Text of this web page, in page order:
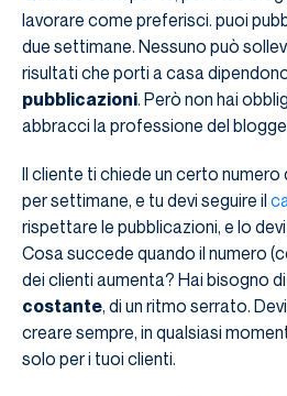
lavorare come preferisci. puoi
due settimane. Nessuno può
risultati che porti a casa
pubblicazioni. Però non hai
abbracci la professione del
Il cliente ti chiede un certo numero
per settimane, e tu devi seguire il
rispettare le pubblicazioni, e lo
Cosa succede quando il numero
dei clienti aumenta? Hai bisogno
costante, di un ritmo serrato.
creare sempre, in qualsiasi
solo per i tuoi clienti.